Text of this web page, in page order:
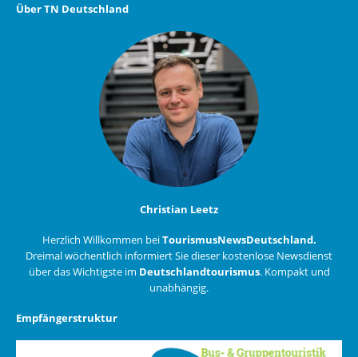
Über TN Deutschland
Christian Leetz
Herzlich Willkommen beiTourismusNewsDeutschland.
Dreimal wöchentlich informiert Sie dieser kostenlose Newsdienst
über das Wichtigste im Deutschlandtourismus. Kompakt und
unabhängig.
Empfängerstruktur